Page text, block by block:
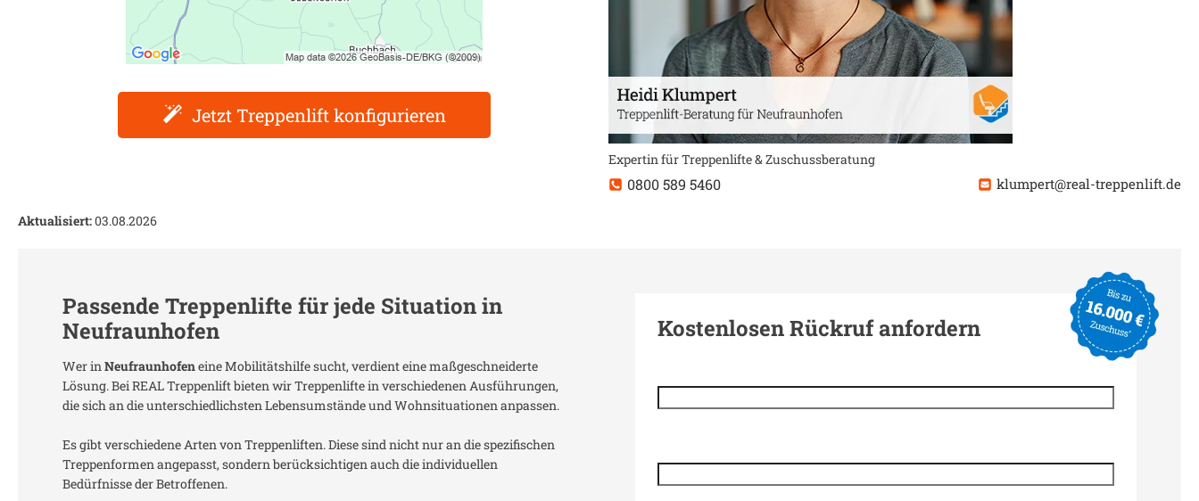
Jetzt Treppenlift konfigurieren
Expertin für Treppenlifte & Zuschussberatung
0800 589 5460 klumpert@real-treppenlift.de
Aktualisiert:03.08.2026
Passende Treppenlifte für jede Situation in
Neufraunhofen
Wer in Neufraunhofeneine Mobilitätshilfe sucht, verdient eine maßgeschneiderte
Lösung. Bei REAL Treppenlift bieten wir Treppenlifte in verschiedenen Ausführungen,
die sich an die unterschiedlichsten Lebensumstände und Wohnsituationen anpassen.
Es gibt verschiedene Arten von Treppenliften. Diese sind nicht nur an die spezifischen
Treppenformen angepasst, sondern berücksichtigen auch die individuellen
Bedürfnisse der Betroffenen.
Kostenlosen Rückruf anfordern